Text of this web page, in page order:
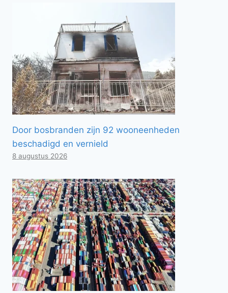
Door bosbranden zijn 92 wooneenheden
beschadigd en vernield
8 augustus 2026